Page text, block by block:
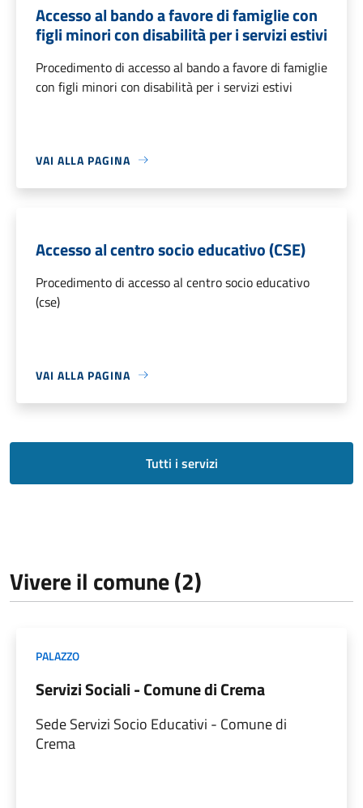
Accesso al bando a favore di famiglie con
figli minori con disabilità per i servizi estivi
Procedimento di accesso al bando a favore di famiglie
con figli minori con disabilità per i servizi estivi
VAI ALLA PAGINA
Accesso al centro socio educativo (CSE)
Procedimento di accesso al centro socio educativo
(cse)
VAI ALLA PAGINA
Tutti i servizi
Vivere il comune (2)
PALAZZO
Servizi Sociali - Comune di Crema
Sede Servizi Socio Educativi - Comune di
Crema